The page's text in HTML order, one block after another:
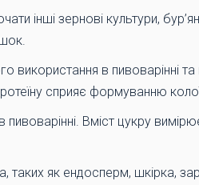
інші зернові культури,
використання в пивоварінні
сприяє формуванню
Вміст цукру
таких як ендосперм, шкірка,